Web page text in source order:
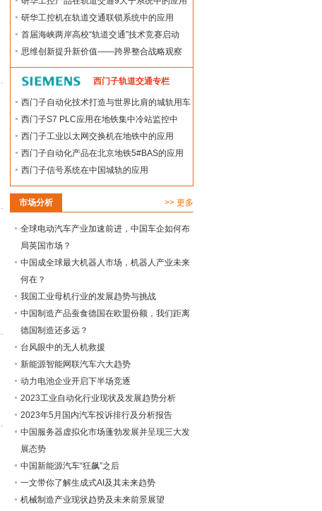
研华工控机在轨道交通联锁系统中的应用
首届海峡两岸高校“轨道交通”技术竞赛启动
思维创新提升新价值——跨界整合战略观察
西门子轨道交通专栏
西门子自动化技术打造与世界比肩的城轨用车
西门子S7 PLC应用在地铁集中冷站监控中
西门子工业以太网交换机在地铁中的应用
西门子自动化产品在北京地铁5#BAS的应用
西门子信号系统在中国城轨的应用
市场分析 >> 更多
全球电动汽车产业加速前进，中国车企如何布
局英国市场？
中国成全球最大机器人市场，机器人产业未来
何在？
我国工业母机行业的发展趋势与挑战
中国制造产品蚕食德国在欧盟份额，我们距离
德国制造还多远？
台风眼中的无人机救援
新能源智能网联汽车六大趋势
动力电池企业开启下半场竞逐
2023工业自动化行业现状及发展趋势分析
2023年5月国内汽车投诉排行及分析报告
中国服务器虚拟化市场蓬勃发展并呈现三大发
展态势
中国新能源汽车“狂飙”之后
一文带你了解生成式AI及其未来趋势
机械制造产业现状趋势及未来前景展望